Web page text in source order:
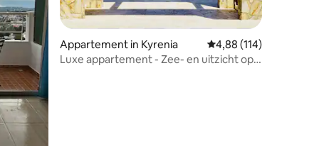
Appartement in Kyrenia Gemiddelde
4,88 (114)
Luxe appartement - Zee- en uitzicht op